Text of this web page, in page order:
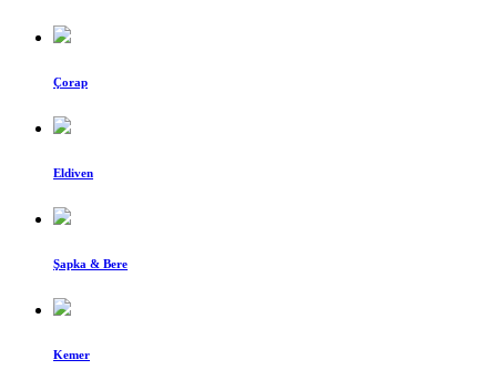
Çorap
Eldiven
Şapka & Bere
Kemer